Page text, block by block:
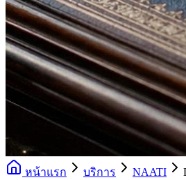
หน้าแรก บริการ NAATI